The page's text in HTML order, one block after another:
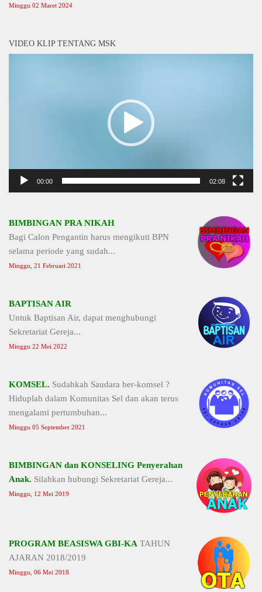
Minggu 02 Maret 2024
VIDEO KLIP TENTANG MSK
00:00 02:08
BIMBINGAN PRA NIKAH
Bagi Calon Pengantin harus mengikuti BPN
selama periode yang sudah...
Minggu, 21 Februari 2021
BAPTISAN AIR
Untuk Baptisan Air, dapat menghubungi
Sekretariat Gereja...
Minggu 22 Mei 2022
KOMSEL. Sudahkah Saudara ber-komsel ?
Hiduplah dalam Komunitas Sel dan akan terus
mengalami pertumbuhan...
Minggu 05 September 2021
BIMBINGAN dan KONSELING Penyerahan
Anak. Silahkan hubungi Sekretariat Gereja...
Minggu, 12 Mei 2019
PROGRAM BEASISWA GBI-KA TAHUN
AJARAN 2018/2019
Minggu, 06 Mei 2018